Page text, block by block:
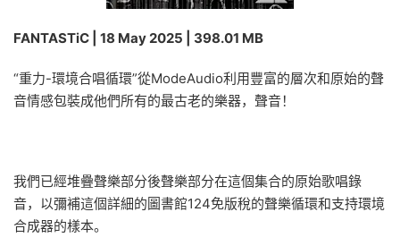
FANTASTiC | 18 May 2025 | 398.01 MB
“重力-環境合唱循環”從ModeAudio利用豐富的層次和原始的聲
音情感包裝成他們所有的最古老的樂器，聲音！
我們已經堆疊聲樂部分後聲樂部分在這個集合的原始歌唱錄
音，以彌補這個詳細的圖書館124免版稅的聲樂循環和支持環境
合成器的樣本。